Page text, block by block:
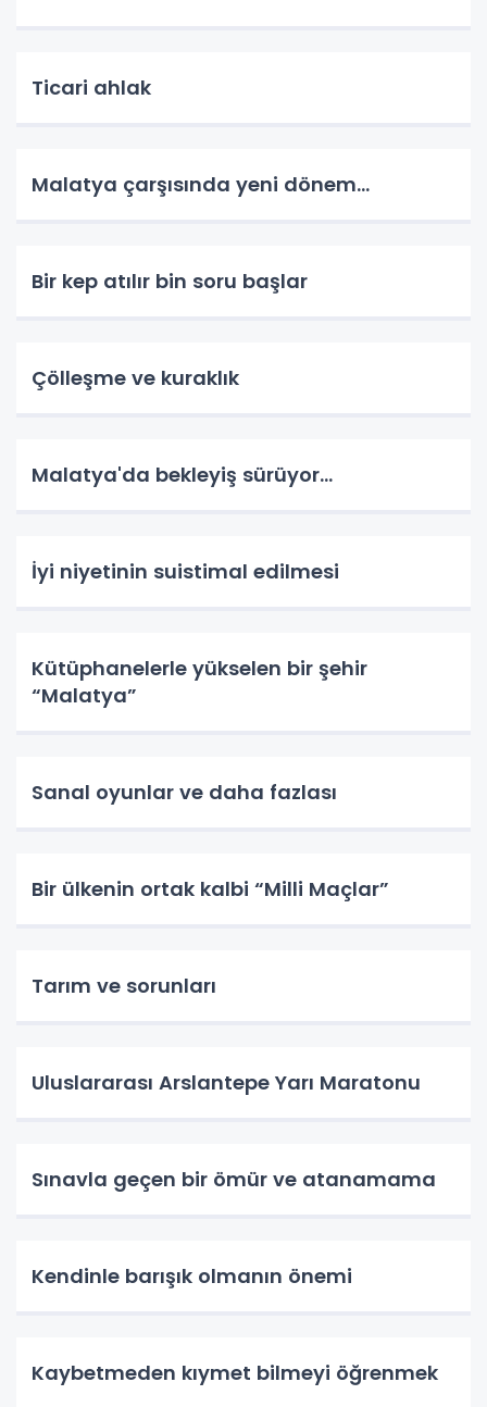
Ticari ahlak
Malatya çarşısında yeni dönem…
Bir kep atılır bin soru başlar
Çölleşme ve kuraklık
Malatya'da bekleyiş sürüyor…
İyi niyetinin suistimal edilmesi
Kütüphanelerle yükselen bir şehir
“Malatya”
Sanal oyunlar ve daha fazlası
Bir ülkenin ortak kalbi “Milli Maçlar”
Tarım ve sorunları
Uluslararası Arslantepe Yarı Maratonu
Sınavla geçen bir ömür ve atanamama
Kendinle barışık olmanın önemi
Kaybetmeden kıymet bilmeyi öğrenmek